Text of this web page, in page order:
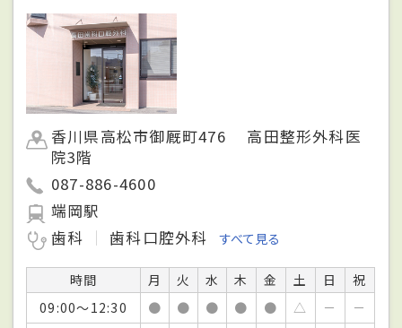
香川県高松市御厩町476 高田整形外科医
院3階
087-886-4600
端岡駅
歯科
歯科口腔外科 すべて見る
時間 月 火 水 木 金 土 日
祝
09:00～12:30
● ● ● ● ● △ －
－